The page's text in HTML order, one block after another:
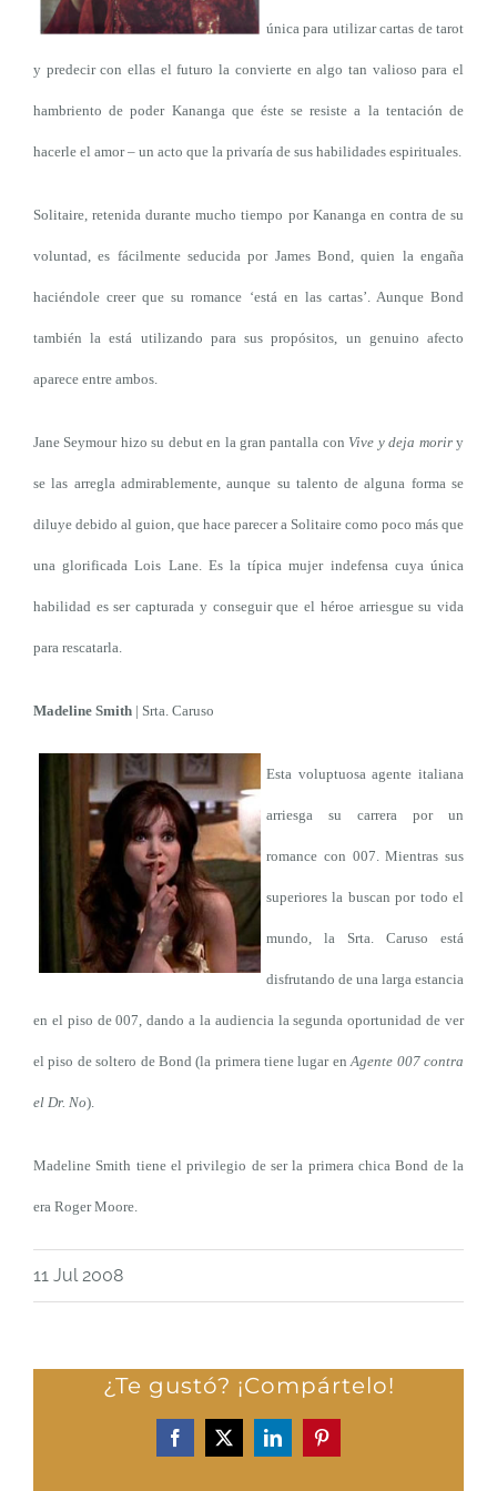
única para utilizar cartas de tarot
y predecir con ellas el futuro la convierte en algo tan valioso para el
hambriento de poder Kananga que éste se resiste a la tentación de
hacerle el amor – un acto que la privaría de sus habilidades espirituales.
Solitaire, retenida durante mucho tiempo por Kananga en contra de su
voluntad, es fácilmente seducida por James Bond, quien la engaña
haciéndole creer que su romance ‘está en las cartas’. Aunque Bond
también la está utilizando para sus propósitos, un genuino afecto
aparece entre ambos.
Jane Seymour hizo su debut en la gran pantalla con Vive y deja moriry
se las arregla admirablemente, aunque su talento de alguna forma se
diluye debido al guion, que hace parecer a Solitaire como poco más que
una glorificada Lois Lane. Es la típica mujer indefensa cuya única
habilidad es ser capturada y conseguir que el héroe arriesgue su vida
para rescatarla.
Madeline Smith | Srta. Caruso
Esta voluptuosa agente italiana
arriesga su carrera por un
romance con 007. Mientras sus
superiores la buscan por todo el
mundo, la Srta. Caruso está
disfrutando de una larga estancia
en el piso de 007, dando a la audiencia la segunda oportunidad de ver
el piso de soltero de Bond (la primera tiene lugar enAgente 007 contra
el Dr. No).
Madeline Smith tiene el privilegio de ser la primera chica Bond de la
era Roger Moore.
11 Jul 2008
¿Te gustó? ¡Compártelo!
Facebook
X LinkedInPinterest